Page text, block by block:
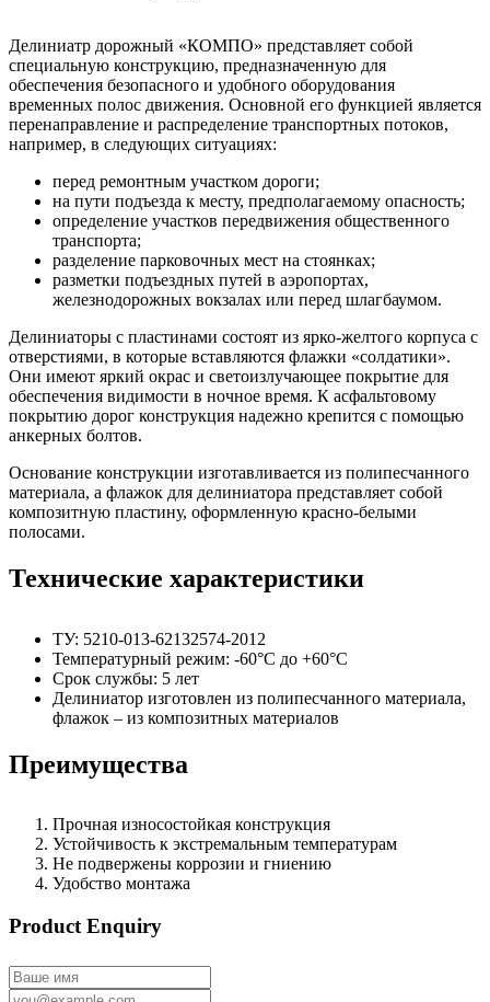
Делиниатр дорожный «КОМПО» представляет собой
специальную конструкцию, предназначенную для
обеспечения безопасного и удобного оборудования
временных полос движения. Основной его функцией является
перенаправление и распределение транспортных потоков,
например, в следующих ситуациях:
перед ремонтным участком дороги;
на пути подъезда к месту, предполагаемому опасность;
определение участков передвижения общественного
транспорта;
разделение парковочных мест на стоянках;
разметки подъездных путей в аэропортах,
железнодорожных вокзалах или перед шлагбаумом.
Делиниаторы с пластинами состоят из ярко-желтого корпуса с
отверстиями, в которые вставляются флажки «солдатики».
Они имеют яркий окрас и светоизлучающее покрытие для
обеспечения видимости в ночное время. К асфальтовому
покрытию дорог конструкция надежно крепится с помощью
анкерных болтов.
Основание конструкции изготавливается из полипесчанного
материала, а флажок для делиниатора представляет собой
композитную пластину, оформленную красно-белыми
полосами.
Технические характеристики
ТУ: 5210-013-62132574-2012
Температурный режим: -60°С до +60°С
Срок службы: 5 лет
Делиниатор изготовлен из полипесчанного материала,
флажок – из композитных материалов
Преимущества
Прочная износостойкая конструкция
Устойчивость к экстремальным температурам
Не подвержены коррозии и гниению
Удобство монтажа
Product Enquiry